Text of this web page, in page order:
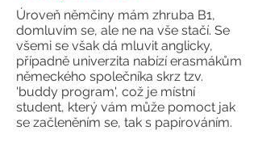
Úroveň němčiny mám zhruba B1,
domluvím se, ale ne na vše stačí. Se
všemi se však dá mluvit anglicky,
případně univerzita nabízí erasmákům
německého společníka skrz tzv.
'buddy program', což je místní
student, který vám může pomoct jak
se začleněním se, tak s papírováním.